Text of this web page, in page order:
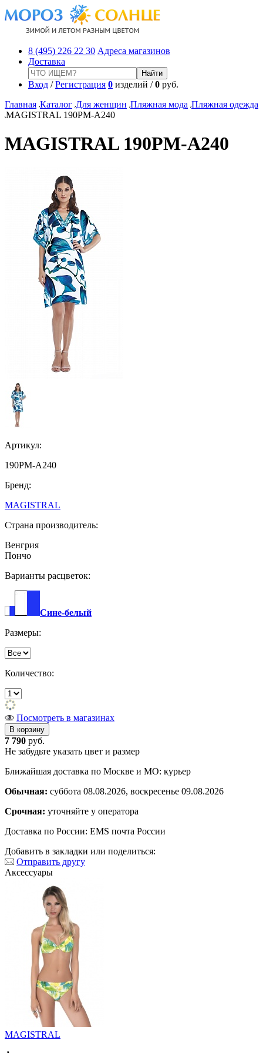
8 (495) 226 22 30 Адреса магазинов
Доставка
Вход /Регистрация 0 изделий /0 руб.
Главная Каталог Для женщин Пляжная мода Пляжная одежда
MAGISTRAL 190PM-A240
MAGISTRAL 190PM-A240
Артикул:
190PM-A240
Бренд:
MAGISTRAL
Страна производитель:
Венгрия
Пончо
Варианты расцветок:
Сине-белый
Размеры:
Количество:
Посмотреть в магазинах
7 790 руб.
Не забудьте указать цвет и размер
Ближайшая доставка по Москве и МО: курьер
Обычная: суббота 08.08.2026, воскресенье 09.08.2026
Срочная: уточняйте у оператора
Доставка по России: EMS почта России
Добавить в закладки или поделиться:
Отправить другу
Аксессуары
MAGISTRAL